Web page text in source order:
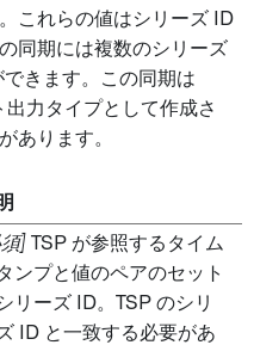
これらの値はシリーズ ID
同期には複数のシリーズ
できます。この同期は
出力タイプとして作成さ
あります。
] TSP が参照するタイム
ンプと値のペアのセット
リーズ ID。TSP のシリ
ID と一致する必要があ